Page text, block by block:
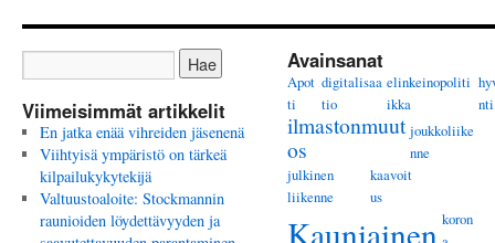
Viimeisimmät artikkelit
En jatka enää vihreiden jäsenenä
Viihtyisä ympäristö on tärkeä
kilpailukykytekijä
Valtuustoaloite: Stockmannin
raunioiden löydettävyyden ja
Avainsanat
Apot
ti
digitalisaa
tio
elinkeinopoliti
ikka
nti
ilmastonmuut
os
joukkoliike
nne
julkinen
liikenne
kaavoit
us
Kauniainen koron